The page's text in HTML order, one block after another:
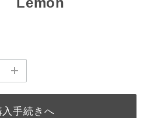
入手続きへ